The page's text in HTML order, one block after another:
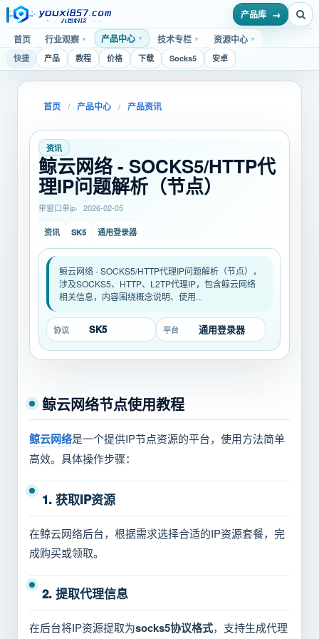
首页 行业观察 ▼ 产品中心 ▼ 技术专栏 ▼ 资源中心 ▼
产品库
快捷 产品 教程 价格 下载 Socks5 安卓
首页 / 产品中心 / 产品资讯
资讯
鲸云网络 - SOCKS5/HTTP代
理IP问题解析（节点）
单窗口单ip 2026-02-05
资讯 SK5 通用登录器
鲸云网络 - SOCKS5/HTTP代理IP问题解析（节点），
涉及SOCKS5、HTTP、L2TP代理IP，包含鲸云网络
相关信息，内容围绕概念说明、使用...
协议 SK5 平台 通用登录器
鲸云网络节点使用教程
鲸云网络是一个提供IP节点资源的平台，使用方法简单
高效。具体操作步骤：
1. 获取IP资源
在鲸云网络后台，根据需求选择合适的IP资源套餐，完
成购买或领取。
2. 提取代理信息
在后台将IP资源提取为socks5协议格式，支持生成代理